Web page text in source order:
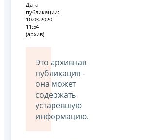
Дата
публикации:
10.03.2020
11:54
(архив)
Это архивная
публикация -
она может
содержать
устаревшую
информацию.